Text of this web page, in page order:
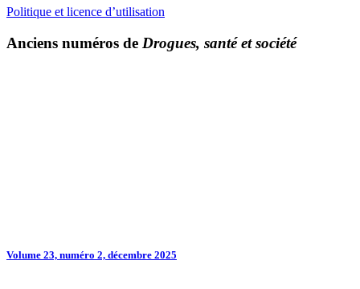
Politique et licence d’utilisation
Anciens numéros de Drogues, santé et société
Volume 23, numéro 2, décembre 2025